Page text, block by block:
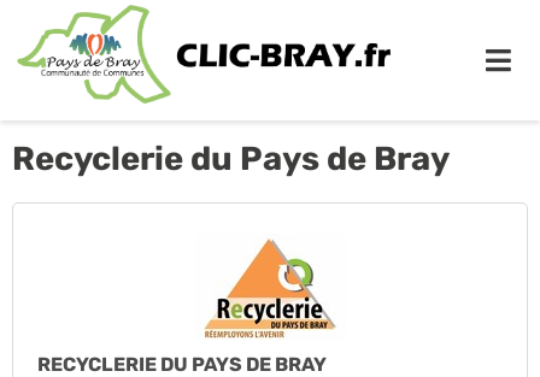
Recyclerie du Pays de Bray
RECYCLERIE DU PAYS DE BRAY